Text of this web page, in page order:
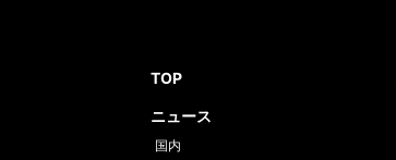
TOP
ニュース
国内